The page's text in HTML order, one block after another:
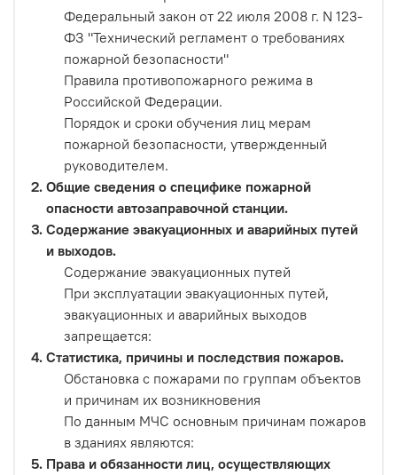
Федеральный закон от 22 июля 2008 г. N 123-
ФЗ "Технический регламент о требованиях
пожарной безопасности"
Правила противопожарного режима в
Российской Федерации.
Порядок и сроки обучения лиц мерам
пожарной безопасности, утвержденный
руководителем.
Общие сведения о специфике пожарной
опасности автозаправочной станции.
Содержание эвакуационных и аварийных путей
и выходов.
Содержание эвакуационных путей
При эксплуатации эвакуационных путей,
эвакуационных и аварийных выходов
запрещается:
Статистика, причины и последствия пожаров.
Обстановка с пожарами по группам объектов
и причинам их возникновения
По данным МЧС основным причинам пожаров
в зданиях являются:
Права и обязанности лиц, осуществляющих